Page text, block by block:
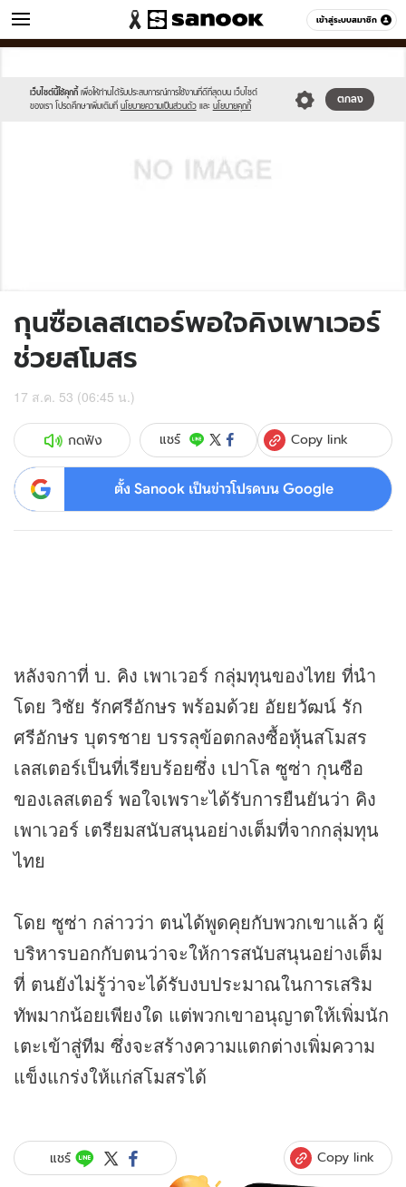
เข้าสู่ระบบสมาชิก
ข่าว หมวดอื่นๆ
เว็บไซต์นี้ใช้คุกกี้ เพื่อให้ท่านได้รับประสบการณ์การใช้งานที่ดีที่สุดบน เว็บไซต์
ของเรา โปรดศึกษาเพิ่มเติมที่ นโยบายความเป็นส่วนตัว และ นโยบายคุกกี้
ตกลง
sanook.png
image.jpg
กุนซือเลสเตอร์พอใจคิงเพาเวอร์
ช่วยสโมสร
17 ส.ค. 53 (06:45 น.)
กดฟัง แชร์ Copy link
ตั้ง Sanook เป็นข่าวโปรดบน Google
หลังจกาที่ บ. คิง เพาเวอร์ กลุ่มทุนของไทย ที่นำ
โดย วิชัย รักศรีอักษร พร้อมด้วย อัยยวัฒน์ รัก
ศรีอักษร บุตรชาย บรรลุข้อตกลงซื้อหุ้นสโมสร
เลสเตอร์เป็นที่เรียบร้อยซึ่ง เปาโล ซูซ่า กุนซือ
ของเลสเตอร์ พอใจเพราะได้รับการยืนยันว่า คิง
เพาเวอร์ เตรียมสนับสนุนอย่างเต็มที่จากกลุ่มทุน
ไทย
โดย ซูซ่า กล่าวว่า ตนได้พูดคุยกับพวกเขาแล้ว ผู้
บริหารบอกกับตนว่าจะให้การสนับสนุนอย่างเต็ม
ที่ ตนยังไม่รู้ว่าจะได้รับงบประมาณในการเสริม
ทัพมากน้อยเพียงใด แต่พวกเขาอนุญาตให้เพิ่มนัก
เตะเข้าสู่ทีม ซึ่งจะสร้างความแตกต่างเพิ่มความ
แข็งแกร่งให้แก่สโมสรได้
แชร์ Copy link